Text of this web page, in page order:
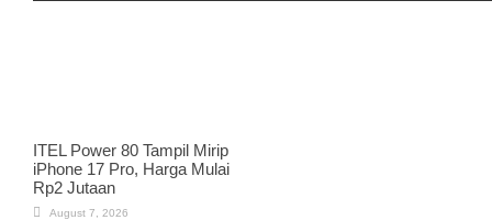
ITEL Power 80 Tampil Mirip
iPhone 17 Pro, Harga Mulai
Rp2 Jutaan
August 7, 2026